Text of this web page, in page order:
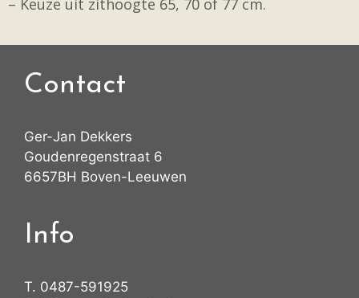
– Keuze uit zithoogte 65, 70 of 77 cm.
Contact
Ger-Jan Dekkers
Goudenregenstraat 6
6657BH Boven-Leeuwen
Info
T. 0487-591925